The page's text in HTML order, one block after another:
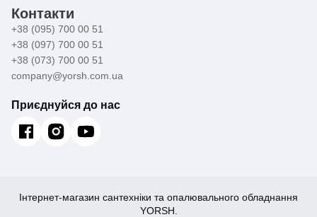
Контакти
+38 (095) 700 00 51
+38 (097) 700 00 51
+38 (073) 700 00 51
company@yorsh.com.ua
Приєднуйся до нас
Інтернет-магазин сантехніки та опалювального обладнання
YORSH.